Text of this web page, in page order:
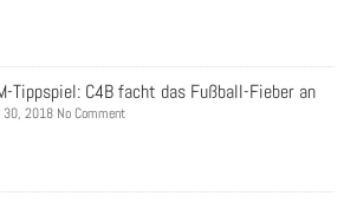
Tippspiel: C4B facht das Fußball-Fieber an
30, 2018 No Comment